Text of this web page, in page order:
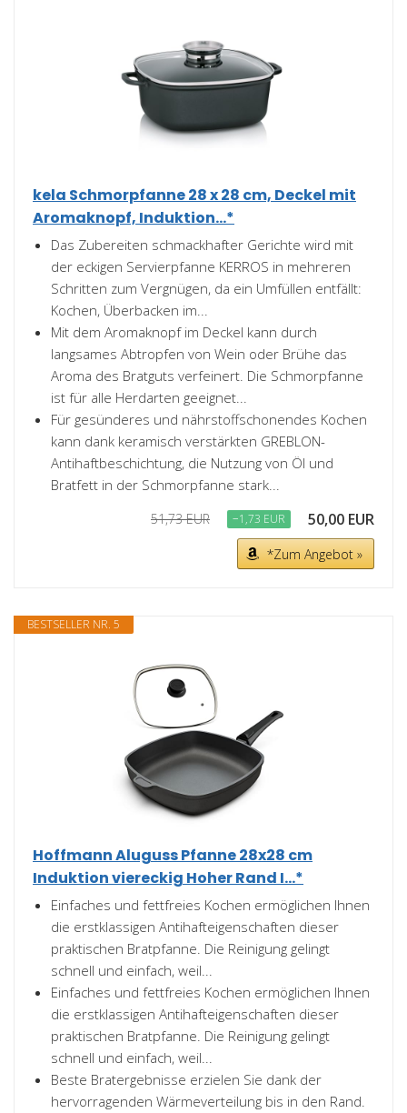
kela Schmorpfanne 28 x 28 cm, Deckel mit
Aromaknopf, Induktion...*
Das Zubereiten schmackhafter Gerichte wird mit
der eckigen Servierpfanne KERROS in mehreren
Schritten zum Vergnügen, da ein Umfüllen entfällt:
Kochen, Überbacken im...
Mit dem Aromaknopf im Deckel kann durch
langsames Abtropfen von Wein oder Brühe das
Aroma des Bratguts verfeinert. Die Schmorpfanne
ist für alle Herdarten geeignet...
Für gesünderes und nährstoffschonendes Kochen
kann dank keramisch verstärkten GREBLON-
Antihaftbeschichtung, die Nutzung von Öl und
Bratfett in der Schmorpfanne stark...
51,73 EUR −1,73 EUR 50,00 EUR
*Zum Angebot »
BESTSELLER NR. 5
Hoffmann Aluguss Pfanne 28x28 cm
Induktion viereckig Hoher Rand I...*
Einfaches und fettfreies Kochen ermöglichen Ihnen
die erstklassigen Antihafteigenschaften dieser
praktischen Bratpfanne. Die Reinigung gelingt
schnell und einfach, weil...
Einfaches und fettfreies Kochen ermöglichen Ihnen
die erstklassigen Antihafteigenschaften dieser
praktischen Bratpfanne. Die Reinigung gelingt
schnell und einfach, weil...
Beste Bratergebnisse erzielen Sie dank der
hervorragenden Wärmeverteilung bis in den Rand.